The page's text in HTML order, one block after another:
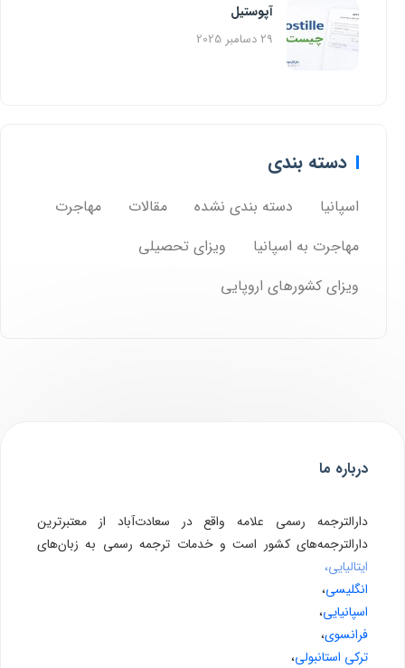
آپوستیل
29 دسامبر 2025
دسته بندی
اسپانیا دسته بندی نشده مقالات
مهاجرت
مهاجرت به اسپانیا
ویزای تحصیلی
ویزای کشورهای اروپایی
درباره ما
دارالترجمه رسمی علامه واقع در سعادت‌آباد از معتبرترین
دارالترجمه‌های کشور است و خدمات ترجمه رسمی به زبان‌های
ایتالیایی،
انگلیسی،
اسپانیایی،
فرانسوی،
ترکی استانبولی،